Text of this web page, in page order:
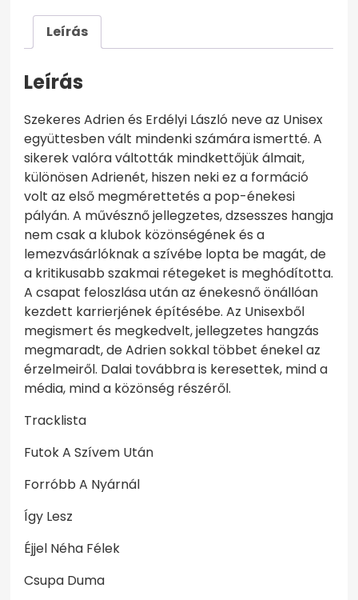
Leírás
Leírás
Szekeres Adrien és Erdélyi László neve az Unisex
együttesben vált mindenki számára ismertté. A
sikerek valóra váltották mindkettőjük álmait,
különösen Adrienét, hiszen neki ez a formáció
volt az első megmérettetés a pop-énekesi
pályán. A művésznő jellegzetes, dzsesszes hangja
nem csak a klubok közönségének és a
lemezvásárlóknak a szívébe lopta be magát, de
a kritikusabb szakmai rétegeket is meghódította.
A csapat feloszlása után az énekesnő önállóan
kezdett karrierjének építésébe. Az Unisexből
megismert és megkedvelt, jellegzetes hangzás
megmaradt, de Adrien sokkal többet énekel az
érzelmeiről. Dalai továbbra is keresettek, mind a
média, mind a közönség részéről.
Tracklista
Futok A Szívem Után
Forróbb A Nyárnál
Így Lesz
Éjjel Néha Félek
Csupa Duma